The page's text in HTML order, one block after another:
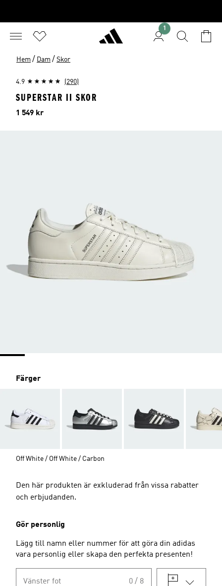
1
Hem / Dam / Skor
4.9 (290)
SUPERSTAR II SKOR
Pris
1 549 kr
Färger
Off White / Off White / Carbon
Den här produkten är exkluderad från vissa rabatter
och erbjudanden.
Gör personlig
Lägg till namn eller nummer för att göra din adidas
vara personlig eller skapa den perfekta presenten!
Vänster fot 0 / 8